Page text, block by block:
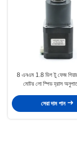
8 এনএম 1.8 ডিগ টু ফেজ
মোটর লো স্পিড হ্রাস
সেরা দাম পান